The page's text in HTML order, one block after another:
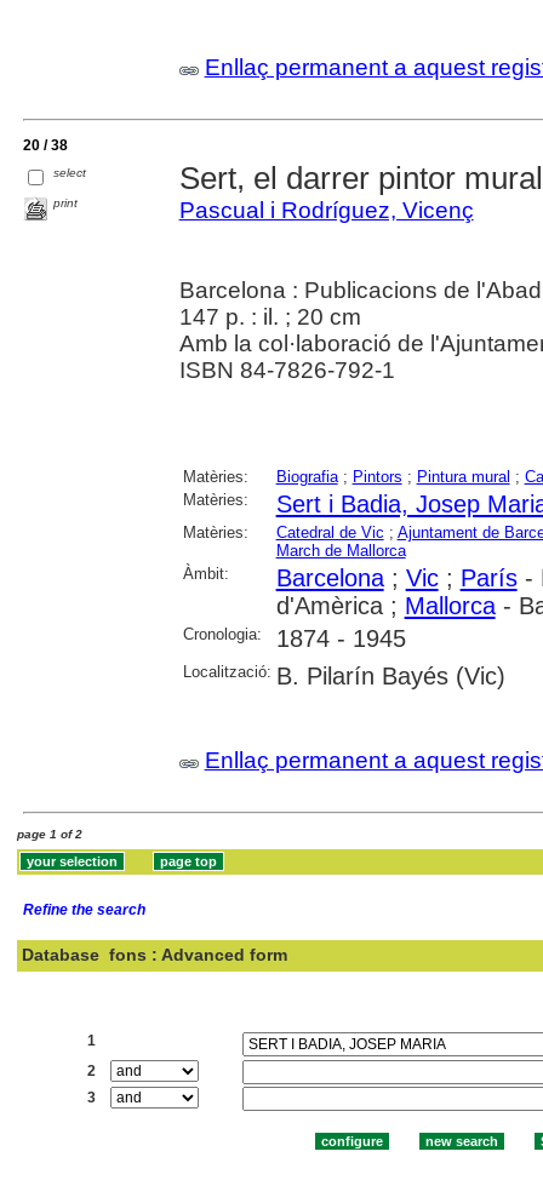
Enllaç permanent a aquest
20 / 38
select
print
Sert, el darrer pintor
Pascual i Rodríguez, Vicenç
Barcelona : Publicacions de
147 p. : il. ; 20 cm
Amb la col·laboració de
ISBN 84-7826-792-1
Matèries: Biografia; Pintors ; Pintura mural ;
Matèries:
Sert i Badia, Josep
Matèries: Catedral de Vic ; Ajuntament de
March de Mallorca
Àmbit:
Barcelona; Vic; París-
d'Amèrica ; Mallorca-
Cronologia: 1874 - 1945
Localització: B. Pilarín Bayés (Vic)
Enllaç permanent a aquest
page 1 of 2
Refine the search
Database fons : Advanced form
1
2
3